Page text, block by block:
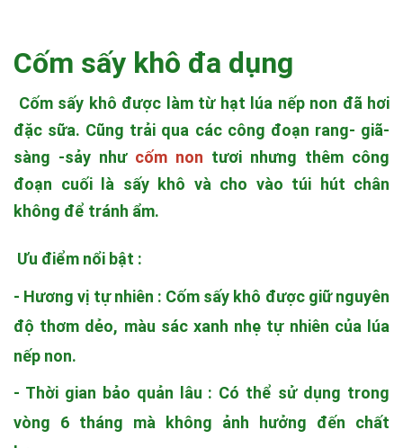
Cốm sấy khô đa dụng
Cốm sấy khô được làm từ hạt lúa nếp non đã hơi
đặc sữa. Cũng trải qua các công đoạn rang- giã-
sàng -sảy như cốm non tươi nhưng thêm công
đoạn cuối là sấy khô và cho vào túi hút chân
không để tránh ẩm.
Ưu điểm nổi bật :
- Hương vị tự nhiên : Cốm sấy khô được giữ nguyên
độ thơm dẻo, màu sác xanh nhẹ tự nhiên của lúa
nếp non.
- Thời gian bảo quản lâu : Có thể sử dụng trong
vòng 6 tháng mà không ảnh hưởng đến chất